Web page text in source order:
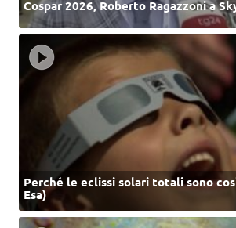
Cospar 2026, Roberto Ragazzoni a
Perché le eclissi solari totali sono
Esa)